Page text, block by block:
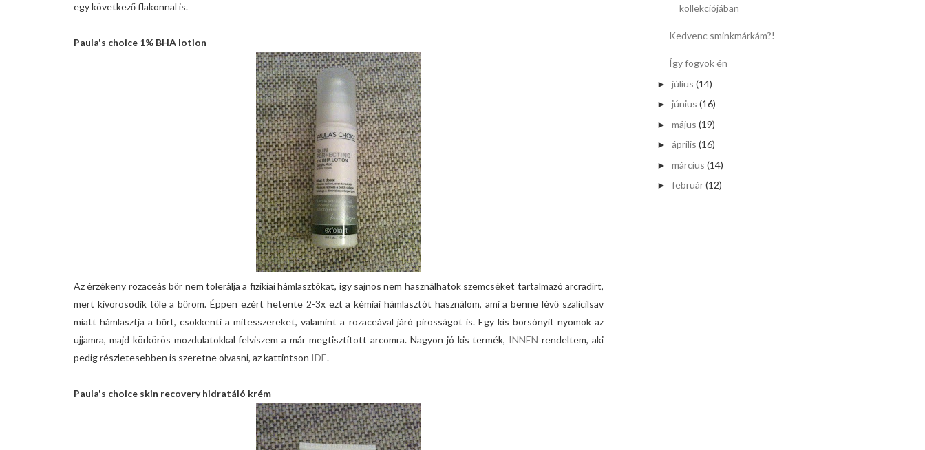
egy következő flakonnal is.
Paula's choice 1% BHA lotion
Az érzékeny rozaceás bőr nem tolerálja a fizikiai hámlasztókat, így sajnos nem használhatok szemcséket tartalmazó arcradírt,
mert kivörösödik tőle a bőröm. Éppen ezért hetente 2-3x ezt a kémiai hámlasztót használom, ami a benne lévő szalicilsav
miatt hámlasztja a bőrt, csökkenti a mitesszereket, valamint a rozaceával járó pirosságot is. Egy kis borsónyit nyomok az
ujjamra, majd körkörös mozdulatokkal felviszem a már megtisztított arcomra. Nagyon jó kis termék, INNEN rendeltem, aki
pedig részletesebben is szeretne olvasni, az kattintson IDE.
Paula's choice skin recovery hidratáló krém
kollekciójában
Kedvenc sminkmárkám?!
Így fogyok én
► július (14)
► június (16)
► május (19)
► április (16)
► március (14)
► február(12)